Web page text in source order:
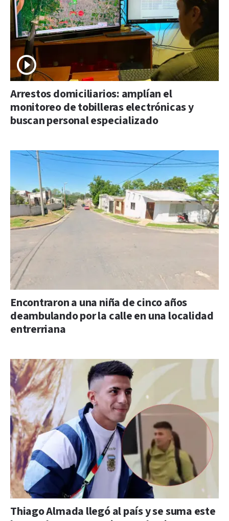
Arrestos domiciliarios: amplían el
monitoreo de tobilleras electrónicas y
buscan personal especializado
Encontraron a una niña de cinco años
deambulando por la calle en una localidad
entrerriana
Thiago Almada llegó al país y se suma este